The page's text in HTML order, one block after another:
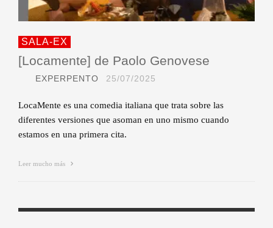
SALA-EX
[Locamente] de Paolo Genovese
EXPERPENTO 25/07/2025
LocaMente es una comedia italiana que trata sobre las
diferentes versiones que asoman en uno mismo cuando
estamos en una primera cita.
Leer mucho más